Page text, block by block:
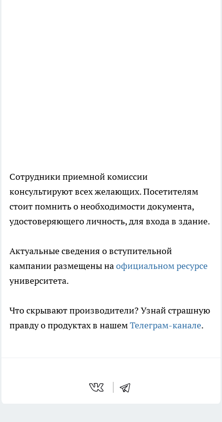
Сотрудники приемной комиссии
консультируют всех желающих. Посетителям
стоит помнить о необходимости документа,
удостоверяющего личность, для входа в здание.
Актуальные сведения о вступительной
кампании размещены наофициальном ресурсе
университета.
Что скрывают производители? Узнай страшную
правду о продуктах в нашемТелеграм-канале.